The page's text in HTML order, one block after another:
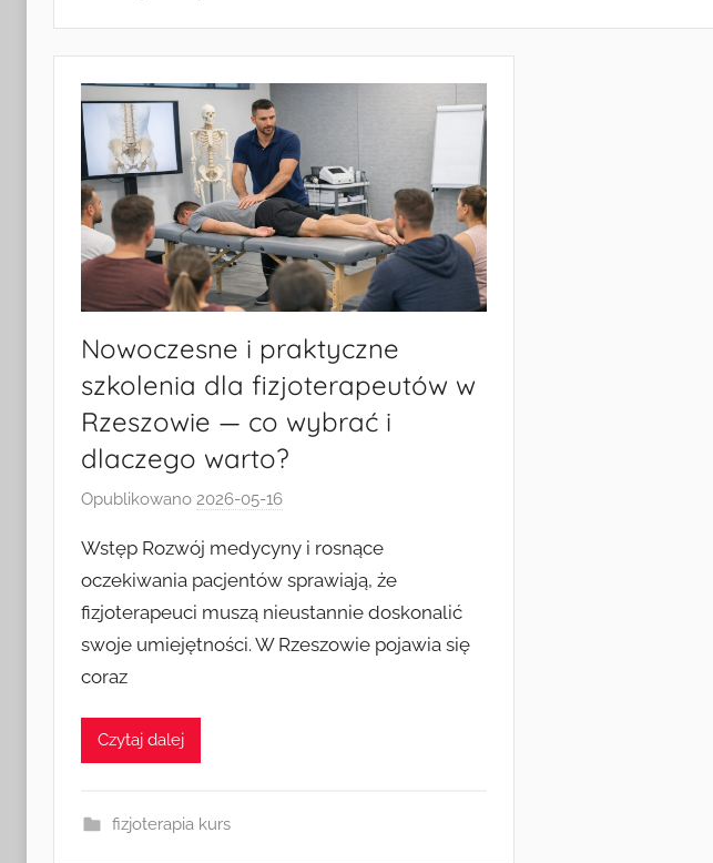
Nowoczesne i praktyczne
szkolenia dla fizjoterapeutów w
Rzeszowie — co wybrać i
dlaczego warto?
Opublikowano 2026-05-16
z
e
z
k
Wstęp Rozwój medycyny i rosnące
oczekiwania pacjentów sprawiają, że
fizjoterapeuci muszą nieustannie doskonalić
swoje umiejętności. W Rzeszowie pojawia się
coraz
Czytaj dalej
fizjoterapia kurs